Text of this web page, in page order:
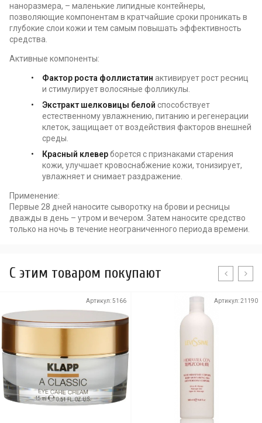
наноразмера, – маленькие липидные контейнеры,
позволяющие компонентам в кратчайшие сроки проникать в
глубокие слои кожи и тем самым повышать эффективность
средства.
Активные компоненты:
Фактор роста фоллистатин активирует рост ресниц
и стимулирует волосяные фолликулы.
Экстракт шелковицы белой способствует
естественному увлажнению, питанию и регенерации
клеток, защищает от воздействия факторов внешней
среды.
Красный клеверборется с признаками старения
кожи, улучшает кровоснабжение кожи, тонизирует,
увлажняет и снимает раздражение.
Применение:
Первые 28 дней наносите сыворотку на брови и ресницы
дважды в день – утром и вечером. Затем наносите средство
только на ночь в течение неограниченного периода времени.
C этим товаром покупают
Артикул:5166 Артикул:21190